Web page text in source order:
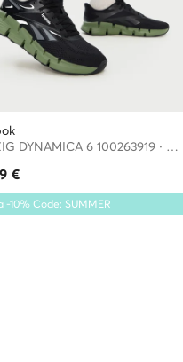
EO-ZIG DYNAMICA 6 100263919 · Laufschuhe
€
-10% Code: SUMMER